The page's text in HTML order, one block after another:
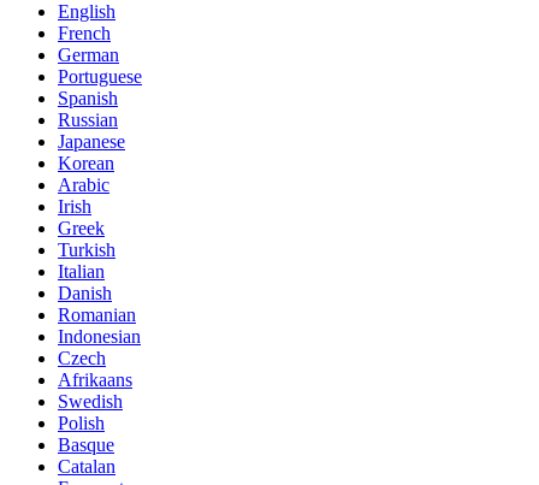
English
French
German
Portuguese
Spanish
Russian
Japanese
Korean
Arabic
Irish
Greek
Turkish
Italian
Danish
Romanian
Indonesian
Czech
Afrikaans
Swedish
Polish
Basque
Catalan